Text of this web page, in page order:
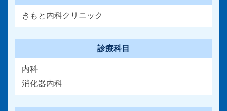
きもと内科クリニック
診療科目
内科
消化器内科